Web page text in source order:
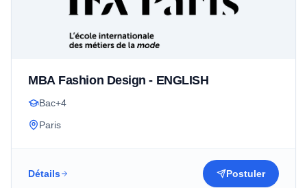
MBA Fashion Design - ENGLISH
Bac+4
Paris
Détails Postuler